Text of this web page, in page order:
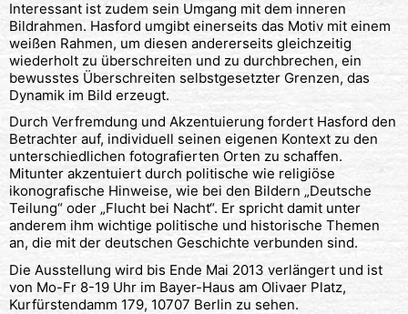
Interessant ist zudem sein Umgang mit dem inneren
Bildrahmen. Hasford umgibt einerseits das Motiv mit einem
weißen Rahmen, um diesen andererseits gleichzeitig
wiederholt zu überschreiten und zu durchbrechen, ein
bewusstes Überschreiten selbstgesetzter Grenzen, das
Dynamik im Bild erzeugt.
Durch Verfremdung und Akzentuierung fordert Hasford den
Betrachter auf, individuell seinen eigenen Kontext zu den
unterschiedlichen fotografierten Orten zu schaffen.
Mitunter akzentuiert durch politische wie religiöse
ikonografische Hinweise, wie bei den Bildern „Deutsche
Teilung“ oder „Flucht bei Nacht“. Er spricht damit unter
anderem ihm wichtige politische und historische Themen
an, die mit der deutschen Geschichte verbunden sind.
Die Ausstellung wird bis Ende Mai 2013 verlängert und ist
von Mo-Fr 8-19 Uhr im Bayer-Haus am Olivaer Platz,
Kurfürstendamm 179, 10707 Berlin zu sehen.